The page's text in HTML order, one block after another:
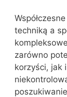
techniką a
zarówno
korzyści, jak